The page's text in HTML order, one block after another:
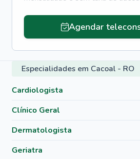
Agendar
Especialidades em Cacoal - RO
Cardiologista
Clínico Geral
Dermatologista
Geriatra